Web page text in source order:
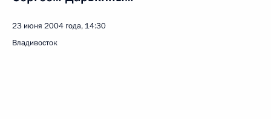
23 июня 2004 года, 14:30
Владивосток